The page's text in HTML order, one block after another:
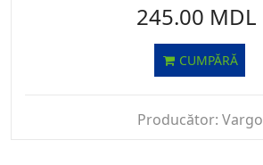
245.00 MDL
CUMPĂRĂ
Producător: Vargo